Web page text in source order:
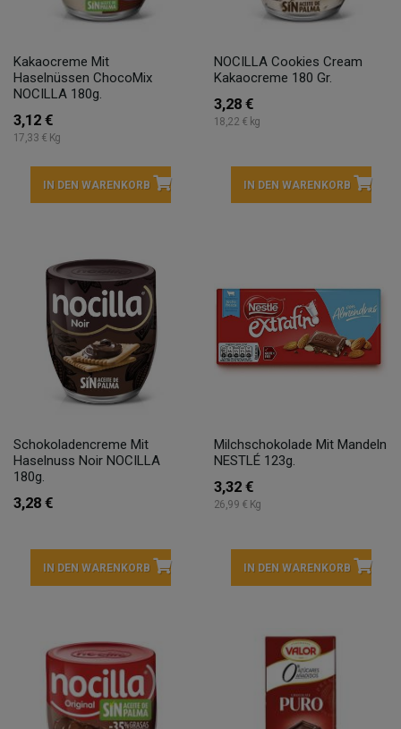
Kakaocreme Mit
Haselnüssen ChocoMix
NOCILLA 180g.
3,12 €
17,33 € Kg
IN DEN WARENKORB
NOCILLA Cookies Cream
Kakaocreme 180 Gr.
3,28 €
18,22 € kg
IN DEN WARENKORB
Schokoladencreme Mit
Haselnuss Noir NOCILLA
180g.
3,28 €
IN DEN WARENKORB
Milchschokolade Mit Mandeln
NESTLÉ 123g.
3,32 €
26,99 € Kg
IN DEN WARENKORB